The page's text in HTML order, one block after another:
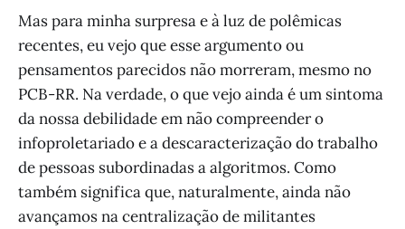
Mas para minha surpresa e à luz de polêmicas
recentes, eu vejo que esse argumento ou
pensamentos parecidos não morreram, mesmo no
PCB-RR. Na verdade, o que vejo ainda é um sintoma
da nossa debilidade em não compreender o
infoproletariado e a descaracterização do trabalho
de pessoas subordinadas a algoritmos. Como
também significa que, naturalmente, ainda não
avançamos na centralização de militantes